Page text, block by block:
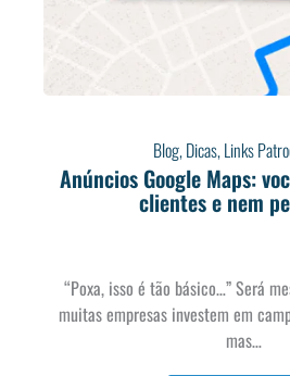
Blog,Dicas,Links
Anúncios Google Maps:
clientes e nem
“Poxa, isso é tão básico…” Será
muitas empresas investem em
mas…